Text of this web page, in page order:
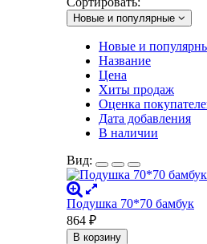
Новые и популярные
Новые и
Название
Цена
Хиты продаж
Оценка
Дата добавления
В наличии
Вид:
Подушка 70*70 бамбук
864 ₽
В корзину